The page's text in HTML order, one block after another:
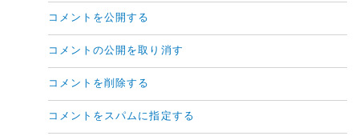
コメントを公開する
コメントの公開を取り消す
コメントを削除する
コメントをスパムに指定する